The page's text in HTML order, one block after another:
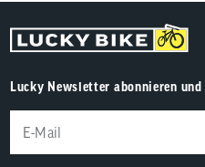
Lucky Newsletter abonnieren und